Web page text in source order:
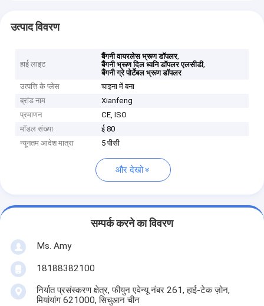
उत्पाद विवरण
हाई लाइट
बैंगनी वायरलेस भ्रूण डॉपलर,
बैंगनी भ्रूण दिल ध्वनि डॉपलर एलसीडी,
बैंगनी ग्रे पोर्टेबल भ्रूण डॉपलर
उत्पत्ति के प्लेस
चाइना में बना
ब्रांड नाम
Xianfeng
प्रमाणन
CE, ISO
मॉडल संख्या
ई 80
न्यूनतम आदेश मात्रा
5 पीसी
और देखो
सम्पर्क करने का विवरण
Ms. Amy
18188382100
निर्यात प्रसंस्करण क्षेत्र, फीयुन एवेन्यू नंबर 261, हाई-टेक ज़ोन,
मियांयांग 621000, सिचुआन चीन